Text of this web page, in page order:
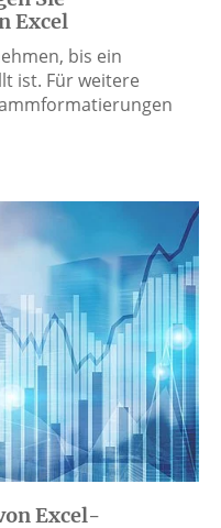
Excel
bis ein
ist. Für weitere
Excel-